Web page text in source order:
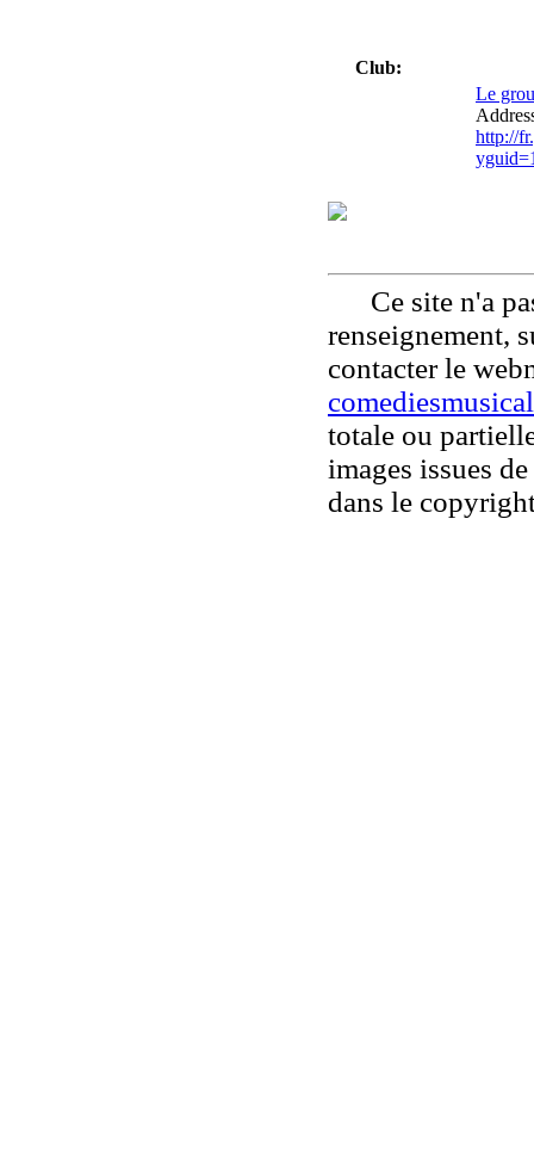
Club:
Le
http://
Ce site n'a
renseignement,
contacter le
totale ou
images issues
dans le